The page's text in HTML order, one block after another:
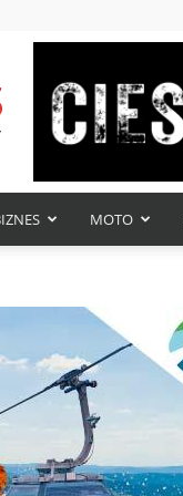
MOTO